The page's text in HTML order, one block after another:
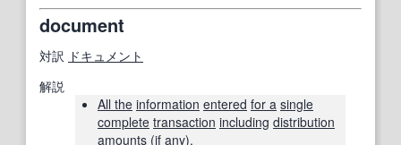
document
対訳 ドキュメント
解説
All the information entered for a single
complete transaction including distribution
amounts (if any).